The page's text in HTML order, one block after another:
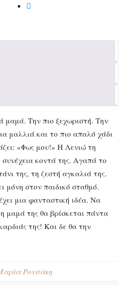
μαμά. Την πιο ξεχωριστή. Την
μαλλιά και το πιο απαλό χάδι
«Φως μου!» Η Λενιώ τη
συνέχεια κοντά της. Αγαπά το
της, τη ζεστή αγκαλιά της.
μόνη στον παιδικό σταθμό.
μια φανταστική ιδέα. Να
μαμά της θα βρίσκεται πάντα
της! Και δε θα την
Ρουσάκη